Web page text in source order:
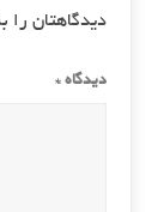
دیدگاهتان را
دیدگاه *